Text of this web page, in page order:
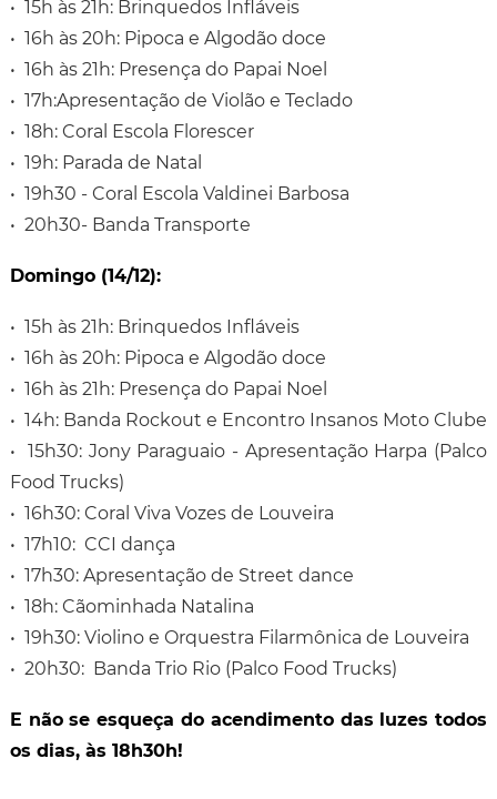
• 15h às 21h: Brinquedos Infláveis
• 16h às 20h: Pipoca e Algodão doce
• 16h às 21h: Presença do Papai Noel
• 17h:Apresentação de Violão e Teclado
• 18h: Coral Escola Florescer
• 19h: Parada de Natal
• 19h30 - Coral Escola Valdinei Barbosa
• 20h30- Banda Transporte
Domingo (14/12):
• 15h às 21h: Brinquedos Infláveis
• 16h às 20h: Pipoca e Algodão doce
• 16h às 21h: Presença do Papai Noel
• 14h: Banda Rockout e Encontro Insanos Moto Clube
• 15h30: Jony Paraguaio - Apresentação Harpa (Palco
Food Trucks)
• 16h30: Coral Viva Vozes de Louveira
• 17h10: CCI dança
• 17h30: Apresentação de Street dance
• 18h: Cãominhada Natalina
• 19h30: Violino e Orquestra Filarmônica de Louveira
• 20h30: Banda Trio Rio (Palco Food Trucks)
E não se esqueça do acendimento das luzes todos
os dias, às 18h30h!